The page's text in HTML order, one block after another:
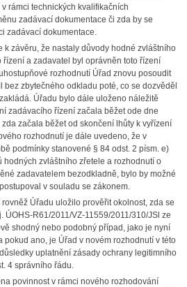
rámci technických kvalifikačních
zadávací dokumentace či zda by se
zadávací dokumentace.
k závěru, že nastaly důvody hodné zvláštního
a zadavatel byl oprávněn toto řízení
rozhodnutí Úřad znovu posoudit
zbytečného odkladu poté, co se dozvěděl
Úřadu bylo dále uloženo náležitě
zadávacího řízení začala běžet ode dne
začala běžet od skončení lhůty k vyřízení
rozhodnutí je dále uvedeno, že v
podmínky stanovené § 84 odst. 2 písm. e)
hodných zvláštního zřetele a rozhodnutí o
zadavatelem bezodkladně, bylo by možné
v souladu se zákonem.
Úřadu uložilo prověřit okolnost, zda se
ÚOHS-R61/2011/VZ-11559/2011/310/JSl ze
shodný nebo podobný případ, jako je nyní
pokud ano, je Úřad v novém rozhodnutí v této
uplatnění zásady ochrany legitimního
4 správního řádu.
povinnost v rámci nového rozhodování